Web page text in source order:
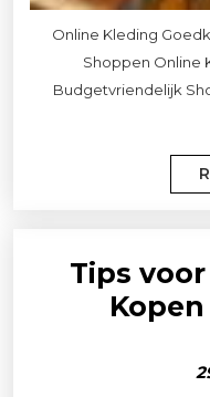
Online Kleding
Shoppen Online
Budgetvriendelijk
Tips